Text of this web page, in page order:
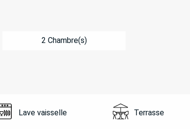
2 Chambre(s)
Lave vaisselle Terrasse